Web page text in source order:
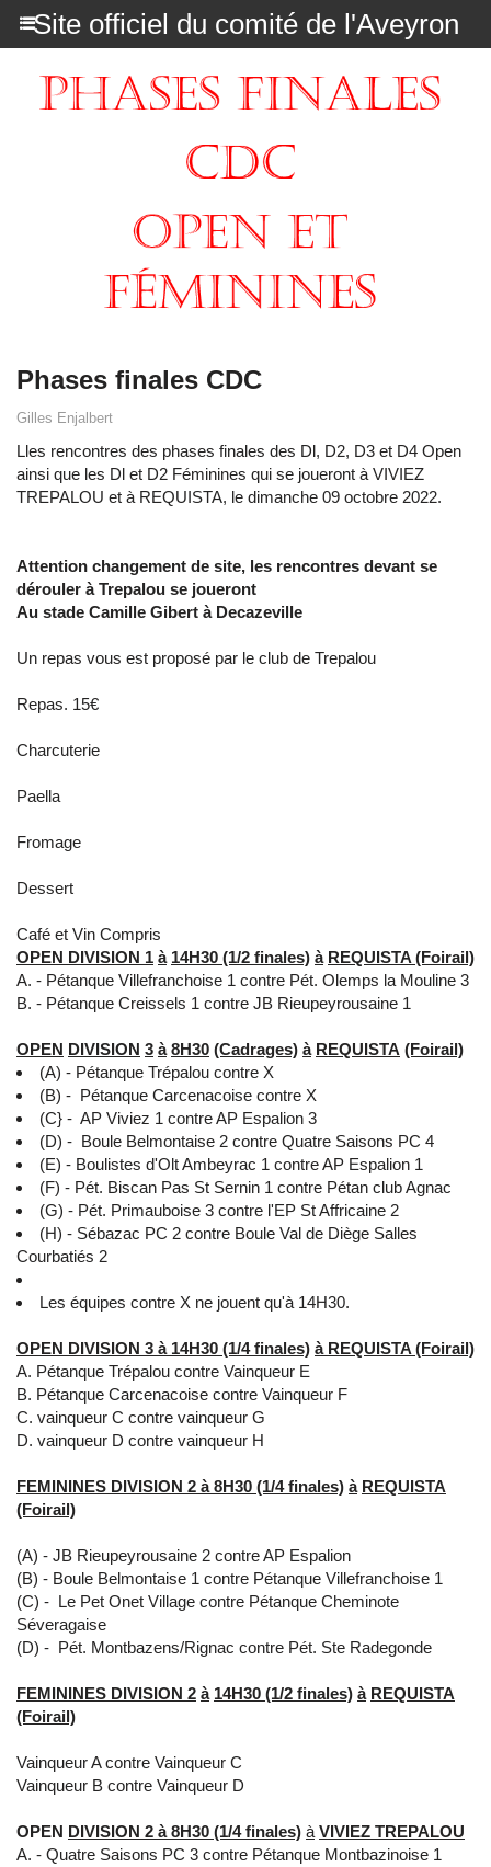
Site officiel du comité de l'Aveyron
Phases finales CDC
Gilles Enjalbert
Lles rencontres des phases finales des Dl, D2, D3 et D4 Open
ainsi que les Dl et D2 Féminines qui se joueront à VIVIEZ
TREPALOU et à REQUISTA, le dimanche 09 octobre 2022.
Attention changement de site, les rencontres devant se
dérouler à Trepalou se joueront
Au stade Camille Gibert à Decazeville
Un repas vous est proposé par le club de Trepalou
Repas. 15€
Charcuterie
Paella
Fromage
Dessert
Café et Vin Compris
OPEN DIVISION 1 à 14H30 (1/2 finales) à REQUISTA (Foirail)
- Pétanque Villefranchoise 1 contre Pét. Olemps la Mouline 3
- Pétanque Creissels 1 contre JB Rieupeyrousaine 1
OPEN DIVISION 3 à 8H30 (Cadrages) à REQUISTA (Foirail)
(A) - Pétanque Trépalou contre X
(B) - Pétanque Carcenacoise contre X
(C} - AP Viviez 1 contre AP Espalion 3
(D) - Boule Belmontaise 2 contre Quatre Saisons PC 4
(E) - Boulistes d'Olt Ambeyrac 1 contre AP Espalion 1
(F) - Pét. Biscan Pas St Sernin 1 contre Pétan club Agnac
(G) - Pét. Primauboise 3 contre l'EP St Affricaine 2
(H) - Sébazac PC 2 contre Boule Val de Diège Salles
Courbatiés 2
Les équipes contre X ne jouent qu'à 14H30.
OPEN DIVISION 3 à 14H30 (1/4 finales) à REQUISTA (Foirail)
Pétanque Trépalou contre Vainqueur E
Pétanque Carcenacoise contre Vainqueur F
vainqueur C contre vainqueur G
vainqueur D contre vainqueur H
FEMININES DIVISION 2 à8H30 (1/4 finales) à REQUISTA
(Foirail)
(A) - JB Rieupeyrousaine 2 contre AP Espalion
(B) - Boule Belmontaise 1 contre Pétanque Villefranchoise 1
(C) - Le Pet Onet Village contre Pétanque Cheminote
Séveragaise
(D) - Pét. Montbazens/Rignac contre Pét. Ste Radegonde
FEMININES DIVISION 2 à 14H30 (1/2 finales) à REQUISTA
(Foirail)
Vainqueur A contre Vainqueur C
Vainqueur B contre Vainqueur D
OPEN DIVISION 2 à8H30 (1/4 finales) à VIVIEZ TREPALOU
- Quatre Saisons PC 3 contre Pétanque Montbazinoise 1